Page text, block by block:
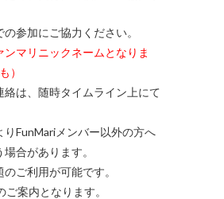
の参加にご協力ください。
ンマリニックネームとなりま
）
絡は、随時タイムライン上にて
りFunMariメンバー以外の方へ
合があります。
のご利用が可能です。
ご案内となります。